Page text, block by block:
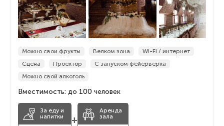
Можно свои фрукты Велком зона
Wi-Fi / интернет
Сцена
Проектор
С запуском фейерверка
Можно свой алкоголь
Вместимость: до 100 человек
За еду и
напитки
+
Аренда
зала